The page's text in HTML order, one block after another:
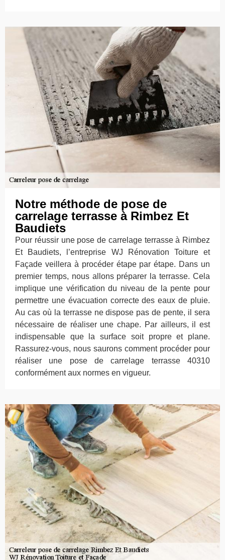
Notre méthode de pose de
carrelage terrasse à Rimbez Et
Baudiets
Pour réussir une pose de carrelage terrasse à Rimbez
Et Baudiets, l’entreprise WJ Rénovation Toiture et
Façade veillera à procéder étape par étape. Dans un
premier temps, nous allons préparer la terrasse. Cela
implique une vérification du niveau de la pente pour
permettre une évacuation correcte des eaux de pluie.
Au cas où la terrasse ne dispose pas de pente, il sera
nécessaire de réaliser une chape. Par ailleurs, il est
indispensable que la surface soit propre et plane.
Rassurez-vous, nous saurons comment procéder pour
réaliser une pose de carrelage terrasse 40310
conformément aux normes en vigueur.